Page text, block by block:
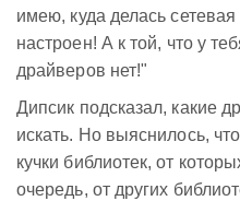
имею, куда делась
настроен! А к той, что у
драйверов нет!"
Дипсик подсказал, какие
искать. Но выяснилось,
кучки библиотек, от
очередь, от других